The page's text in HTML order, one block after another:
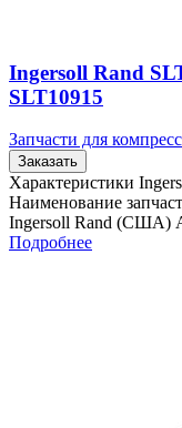
Ingersoll Rand
SLT10915
Запчасти для
Заказать
Характеристики
Наименование
Ingersoll Rand (США)
Подробнее